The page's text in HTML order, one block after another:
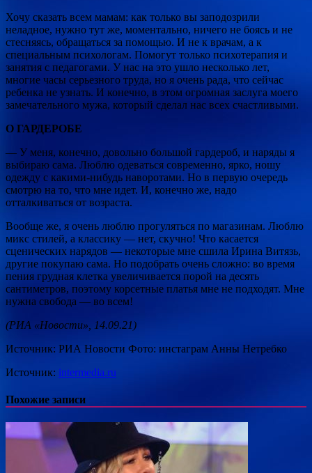
Хочу сказать всем мамам: как только вы заподозрили
неладное, нужно тут же, моментально, ничего не боясь и не
стесняясь, обращаться за помощью. И не к врачам, а к
специальным психологам. Помогут только психотерапия и
занятия с педагогами. У нас на это ушло несколько лет,
многие часы серьезного труда, но я очень рада, что сейчас
ребенка не узнать. И конечно, в этом огромная заслуга моего
замечательного мужа, который сделал нас всех счастливыми.
О ГАРДЕРОБЕ
— У меня, конечно, довольно большой гардероб, и наряды я
выбираю сама. Люблю одеваться современно, ярко, ношу
одежду с какими-нибудь наворотами. Но в первую очередь
смотрю на то, что мне идет. И, конечно же, надо
отталкиваться от возраста.
Вообще же, я очень люблю прогуляться по магазинам. Люблю
микс стилей, а классику — нет, скучно! Что касается
сценических нарядов — некоторые мне сшила Ирина Витязь,
другие покупаю сама. Но подобрать очень сложно: во время
пения грудная клетка увеличивается порой на десять
сантиметров, поэтому корсетные платья мне не подходят. Мне
нужна свобода — во всем!
(РИА «Новости», 14.09.21)
Источник: РИА Новости Фото: инстаграм Анны Нетребко
Источник: intermedia.ru
Похожие записи